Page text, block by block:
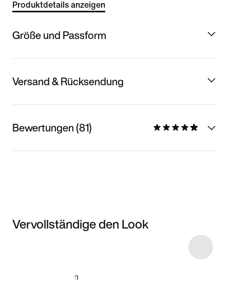
Produktdetails anzeigen
Größe und Passform
Versand & Rücksendung
Bewertungen (81)
Vervollständige den Look
Modell anzeigen